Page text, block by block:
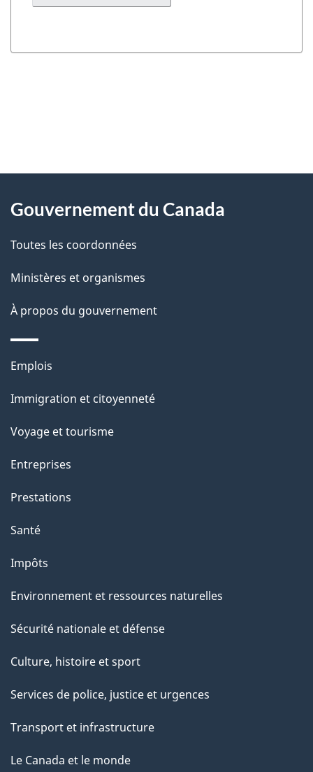
D
t
a
l
s
l
a
a
g
"
propos
ce
site
Gouvernement du Canada
Toutes les coordonnées
Ministères et organismes
À propos du gouvernement
Thèmes
sujets
Emplois
Immigration et citoyenneté
Voyage et tourisme
Entreprises
Prestations
Santé
Impôts
Environnement et ressources naturelles
Sécurité nationale et défense
Culture, histoire et sport
Services de police, justice et urgences
Transport et infrastructure
Le Canada et le monde